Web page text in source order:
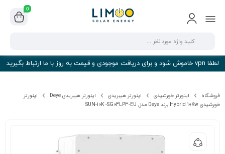
0
لطفا vpn خاموش شود و برای دریافت موجودی و قیمت به روز با ما ارتباط بگیرید
فروشگاه اینورتر خورشیدی اینورتر هیبریدی اینورتر هیبریدی Deye
اینورتر
خورشیدی Hybrid 10Kw برند Deye مدل SUN-10K -SG04LP3-EU